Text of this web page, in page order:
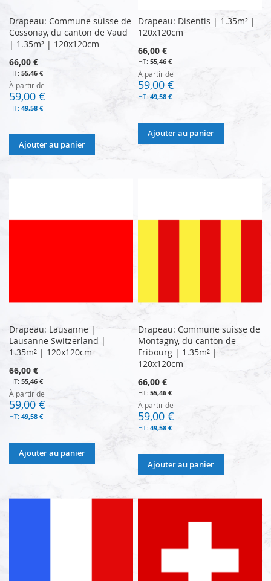
Drapeau: Commune suisse de
Cossonay, du canton de Vaud
| 1.35m² | 120x120cm
66,00 €
55,46 €
À partir de
59,00 €
49,58 €
Ajouter au panier
Drapeau: Disentis | 1.35m² |
120x120cm
66,00 €
55,46 €
À partir de
59,00 €
49,58 €
Ajouter au panier
Drapeau: Lausanne |
Lausanne Switzerland |
1.35m² | 120x120cm
66,00 €
55,46 €
À partir de
59,00 €
49,58 €
Ajouter au panier
Drapeau: Commune suisse de
Montagny, du canton de
Fribourg | 1.35m² |
120x120cm
66,00 €
55,46 €
À partir de
59,00 €
49,58 €
Ajouter au panier